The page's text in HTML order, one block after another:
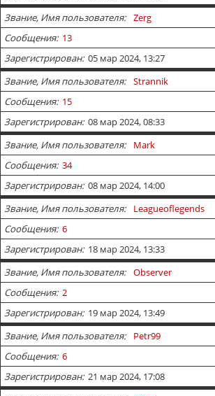
Звание, Имя пользователя
Zerg
Сообщения 13
Зарегистрирован 05 мар 2024, 13:27
Звание, Имя пользователя
Strannik
Сообщения 15
Зарегистрирован 08 мар 2024, 08:33
Звание, Имя пользователя
Mark
Сообщения 34
Зарегистрирован 08 мар 2024, 14:00
Звание, Имя пользователя
Leagueoflegends
Сообщения 6
Зарегистрирован 18 мар 2024, 13:33
Звание, Имя пользователя
Observer
Сообщения 2
Зарегистрирован 19 мар 2024, 13:49
Звание, Имя пользователя
Petr99
Сообщения 6
Зарегистрирован 21 мар 2024, 17:08